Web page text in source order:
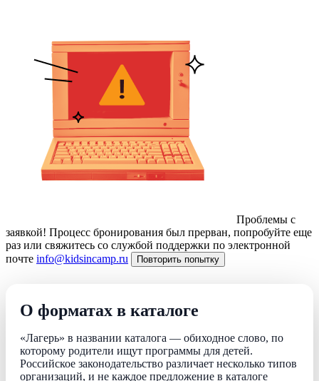
Проблемы с
заявкой! Процесс бронирования был прерван, попробуйте еще
раз или свяжитесь со службой поддержки по электронной
почте info@kidsincamp.ru Повторить попытку
О форматах в каталоге
«Лагерь» в названии каталога — обиходное слово, по
которому родители ищут программы для детей.
Российское законодательство различает несколько типов
организаций, и не каждое предложение в каталоге